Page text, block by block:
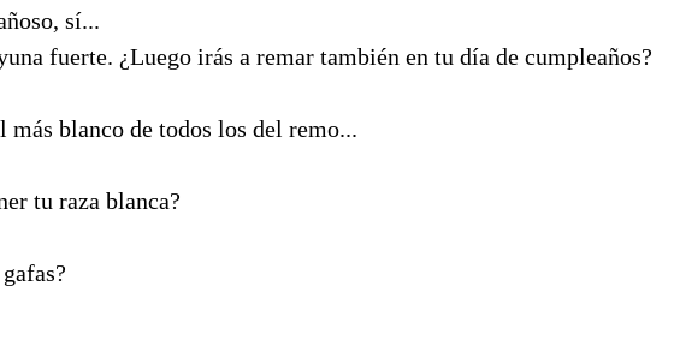
sí...
fuerte. ¿Luego irás a remar también en tu día de cumpleaños?
blanco de todos los del remo...
tu raza blanca?